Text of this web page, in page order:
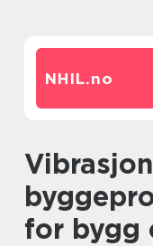
NHIL.no
Vibrasjonsmåling i
for bygg